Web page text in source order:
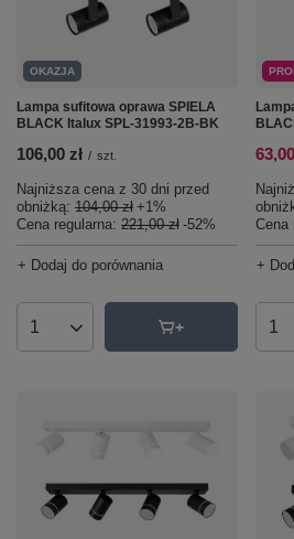
OKAZJA
Lampa sufitowa oprawa SPIELA
BLACK Italux SPL-31993-2B-BK
106,00 zł / szt.
Najniższa cena z 30 dni przed
obniżką: 104,00 zł +1%
Cena regularna: 221,00 zł -52%
+ Dodaj do porównania
Ilość produktów
Cena
+